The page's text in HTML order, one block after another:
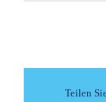
Teilen